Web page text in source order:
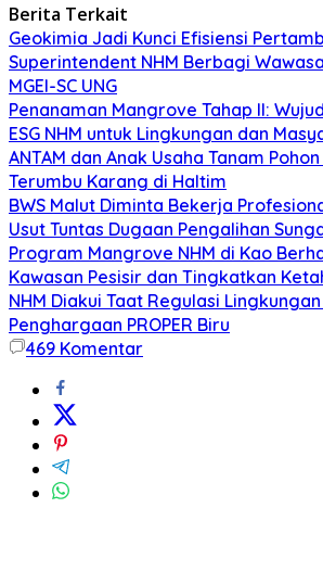
Berita Terkait
Geokimia Jadi Kunci Efisiensi
Superintendent NHM Berbagi
MGEI-SC UNG
Penanaman Mangrove Tahap II:
ESG NHM untuk Lingkungan dan
ANTAM dan Anak Usaha Tanam
Terumbu Karang di Haltim
BWS Malut Diminta Bekerja
Usut Tuntas Dugaan Pengalihan
Program Mangrove NHM di Kao
Kawasan Pesisir dan Tingkatkan
NHM Diakui Taat Regulasi
Penghargaan PROPER Biru
469 Komentar